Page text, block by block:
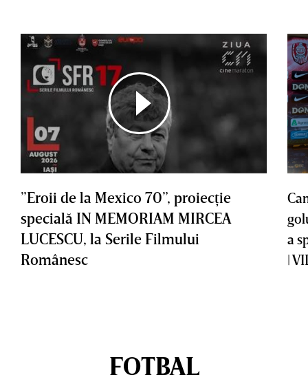
”Eroii de la Mexico 70”, proiecţie
specială IN MEMORIAM MIRCEA
LUCESCU, la Serile Filmului
Românesc
a
|
FOTBAL